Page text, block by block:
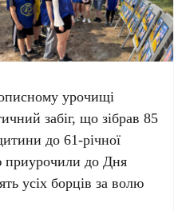
урочищі
забіг, що зібрав85
до61-річної
до Дня
усіх борців за волю